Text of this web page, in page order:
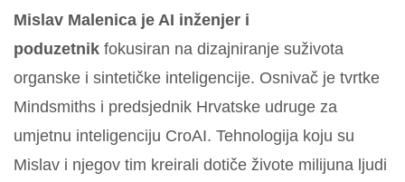
Mislav Malenica je AI inženjer i
poduzetnik fokusiran na dizajniranje suživota
organske i sintetičke inteligencije. Osnivač je tvrtke
Mindsmiths i predsjednik Hrvatske udruge za
umjetnu inteligenciju CroAI. Tehnologija koju su
Mislav i njegov tim kreirali dotiče živote milijuna ljudi